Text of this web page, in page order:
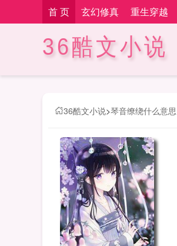
首 页 玄幻修真 重生穿越
36酷文小说
36酷文小说>琴音缭绕什么意思